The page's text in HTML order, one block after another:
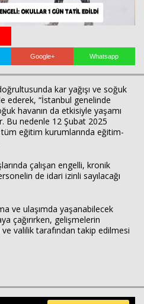
Google+ Whatsapp
kar yağışı ve soğuk
ederek, “İstanbul genelinde
havanın da etkisiyle yaşamı
Bu nedenle 12 Şubat 2025
eğitim kurumlarında eğitim-
çalışan engelli, kronik
de idari izinli sayılacağı
ve ulaşımda yaşanabilecek
çağırırken, gelişmelerin
valilik tarafından takip edilmesi